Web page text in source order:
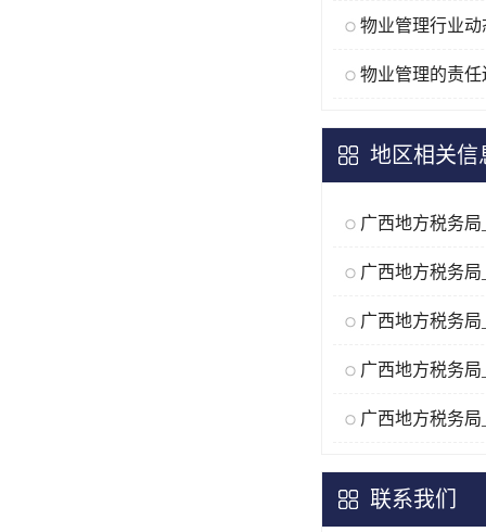
物业管理的责任
地区相关信
联系我们